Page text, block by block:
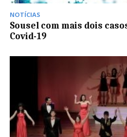
NOTÍCIAS
Sousel com mais dois
Covid-19